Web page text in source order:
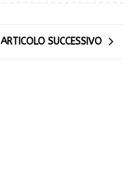
ARTICOLO SUCCESSIVO